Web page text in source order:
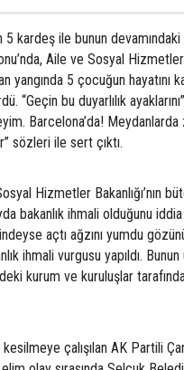
kardeş ile bunun devamındaki
Aile ve Sosyal
5 çocuğun hayatını
bu duyarlılık
Barcelona’da! Meydanlarda
sözleri ile sert çıktı.
Hizmetler Bakanlığı’nın
bakanlık ihmali olduğunu
açtı ağzını yumdu
ihmali vurgusu yapıldı.
kurum ve kuruluşlar
çalışılan AK Partili